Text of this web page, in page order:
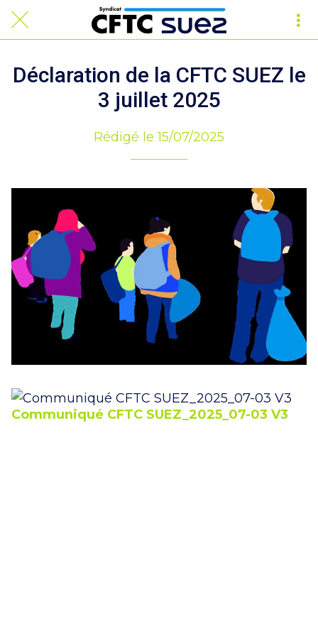
Déclaration de la CFTC SUEZ le
3 juillet 2025
Rédigé le 15/07/2025
Communiqué CFTC SUEZ_2025_07-03 V3